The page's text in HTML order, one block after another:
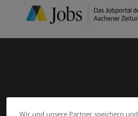
Wir und unsere Partner speichern